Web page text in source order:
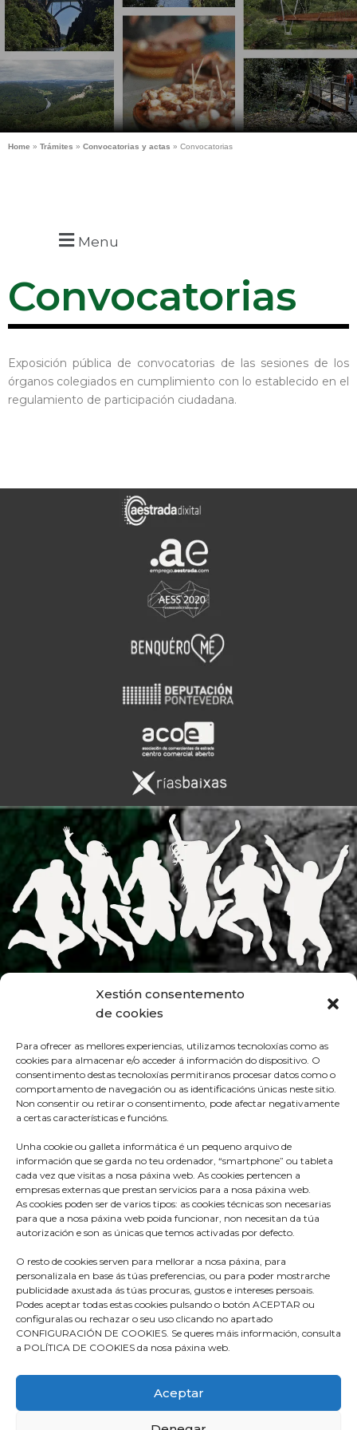
Xestión consentemento
de cookies
Para ofrecer as mellores experiencias, utilizamos tecnoloxías como as
cookies para almacenar e/o acceder á información do dispositivo. O
consentimento destas tecnoloxías permitiranos procesar datos como o
comportamento de navegación ou as identificacións únicas neste sitio.
Non consentir ou retirar o consentimento, pode afectar negativamente
a certas características e funcións.
Unha cookie ou galleta informática é un pequeno arquivo de
información que se garda no teu ordenador, “smartphone” ou tableta
cada vez que visitas a nosa páxina web. As cookies pertencen a
empresas externas que prestan servicios para a nosa páxina web.
As cookies poden ser de varios tipos: as cookies técnicas son necesarias
para que a nosa páxina web poida funcionar, non necesitan da túa
autorización e son as únicas que temos activadas por defecto.
O resto de cookies serven para mellorar a nosa páxina, para
personalizala en base ás túas preferencias, ou para poder mostrarche
publicidade axustada ás túas procuras, gustos e intereses persoais.
Podes aceptar todas estas cookies pulsando o botón ACEPTAR ou
configuralas ou rechazar o seu uso clicando no apartado
CONFIGURACIÓN DE COOKIES. Se queres máis información, consulta
a POLÍTICA DE COOKIES da nosa páxina web.
Aceptar
Home » Trámites » Convocatorias y actas » Convocatorias
Menu
Convocatorias
Exposición pública de convocatorias de las sesiones de los
órganos colegiados en cumplimiento con lo establecido en el
regulamiento de participación ciudadana.
Praza do Concello s/n
Telf: 986570165
info@aestrada.gal
square